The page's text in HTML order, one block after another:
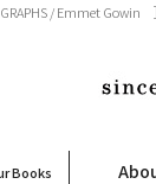
/ Emmet
Books